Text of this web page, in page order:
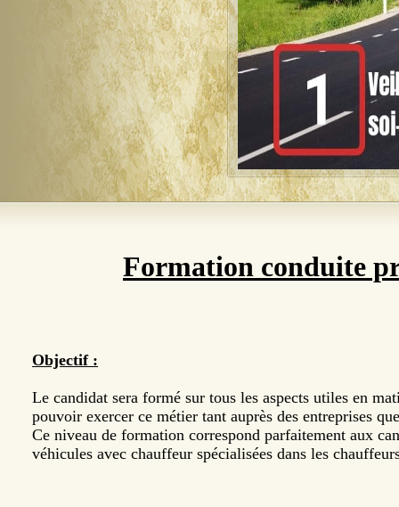
Formation conduite
Objectif :
Le candidat sera formé sur tous les aspects utiles en
pouvoir exercer ce métier tant auprès des entreprises
Ce niveau de formation correspond parfaitement aux
véhicules avec chauffeur spécialisées dans les